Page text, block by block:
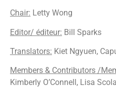
Chair: Letty Wong
Editor/ éditeur: Bill Sparks
Translators: Kiet Ngyuen,
Members & Contributors /
Kimberly O’Connell, Lisa